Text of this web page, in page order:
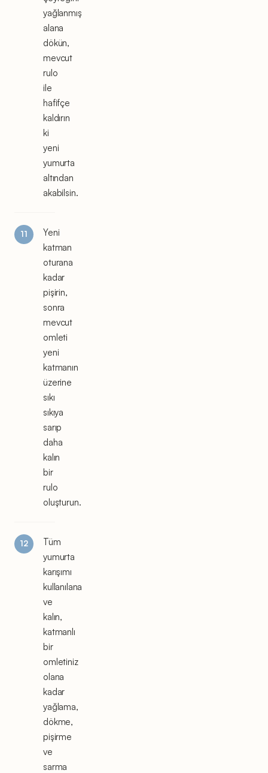
yağlanmış
alana
dökün,
mevcut
rulo
ile
hafifçe
kaldırın
ki
yeni
yumurta
altından
akabilsin.
Yeni
katman
oturana
kadar
pişirin,
sonra
mevcut
omleti
yeni
katmanın
üzerine
sıkı
sıkıya
sarıp
daha
kalın
bir
rulo
oluşturun.
Tüm
yumurta
karışımı
kullanılana
ve
kalın,
katmanlı
bir
omletiniz
olana
kadar
yağlama,
dökme,
pişirme
ve
sarma